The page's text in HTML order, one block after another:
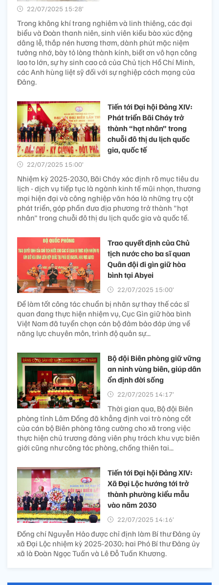
22/07/2025 15:28’
Trong không khí trang nghiêm và linh thiêng, các đại
biểu và Đoàn thanh niên, sinh viên kiều bào xúc động
dâng lễ, thắp nén hương thơm, dành phút mặc niệm
tưởng nhớ, bày tỏ lòng thành kính, biết ơn vô hạn công
lao to lớn, sự hy sinh cao cả của Chủ tịch Hồ Chí Minh,
các Anh hùng liệt sỹ đối với sự nghiệp cách mạng của
Đảng.
Tiến tới Đại hội Đảng XIV:
Phát triển Bãi Cháy trở
thành “hạt nhân” trong
chuỗi đô thị du lịch quốc
gia, quốc tế
22/07/2025 15:00’
Nhiệm kỳ 2025-2030, Bãi Cháy xác định rõ mục tiêu du
lịch - dịch vụ tiếp tục là ngành kinh tế mũi nhọn, thương
mại hiện đại và công nghiệp văn hóa là những trụ cột
phát triển, góp phần đưa địa phương trở thành "hạt
nhân" trong chuỗi đô thị du lịch quốc gia và quốc tế.
Trao quyết định của Chủ
tịch nước cho ba sĩ quan
Quân đội đi gìn giữ hòa
bình tại Abyei
22/07/2025 15:00’
Để làm tốt công tác chuẩn bị nhân sự thay thế các sĩ
quan đang thực hiện nhiệm vụ, Cục Gìn giữ hòa bình
Việt Nam đã tuyển chọn cán bộ đảm bảo đáp ứng về
năng lực chuyên môn, trình độ quân sự...
Bộ đội Biên phòng giữ vững
an ninh vùng biên, giúp dân
ổn định đời sống
22/07/2025 14:17’
Thời gian qua, Bộ đội Biên
phòng tỉnh Lâm Đồng đã khẳng định vai trò nòng cốt
của cán bộ Biên phòng tăng cường cho xã trong việc
thực hiện chủ trương đảng viên phụ trách khu vực biên
giới cũng như công tác phòng, chống thiên tai...
Tiến tới Đại hội Đảng XIV:
Xã Đại Lộc hướng tới trở
thành phường kiểu mẫu
vào năm 2030
22/07/2025 14:16’
Đồng chí Nguyễn Hảo được chỉ định làm Bí thư Đảng ủy
xã Đại Lộc nhiệm kỳ 2025-2030; hai Phó Bí thư Đảng ủy
xã là Đoàn Ngọc Tuấn và Lê Đỗ Tuấn Khương.